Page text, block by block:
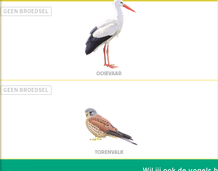
GEEN BROEDSEL
OOIEVAAR
GEEN BROEDSEL
TORENVALK